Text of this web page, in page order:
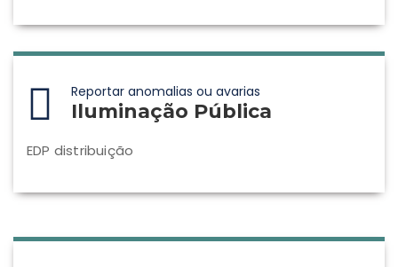
Reportar anomalias ou avarias
Iluminação Pública
EDP distribuição